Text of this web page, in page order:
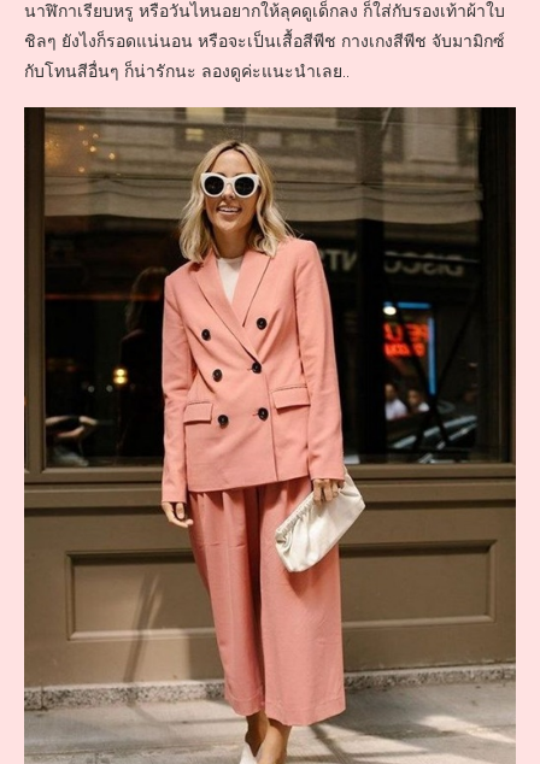
นาฬิกาเรียบหรู หรือวันไหนอยากให้ลุคดูเด็กลง ก็ใส่กับรองเท้าผ้าใบ
ชิลๆ ยังไงก็รอดแน่นอน หรือจะเป็นเสื้อสีพีช กางเกงสีพีช จับมามิกซ์
กับโทนสีอื่นๆ ก็น่ารักนะ ลองดูค่ะแนะนำเลย..